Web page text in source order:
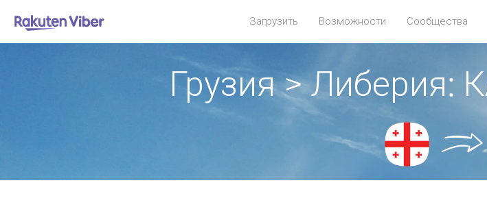
Загрузить Возможности Сообщества
Грузия >